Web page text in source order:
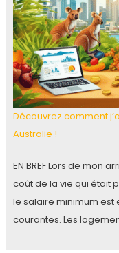
Découvrez comment
Australie !
EN BREF Lors de mon
coût de la vie qui était
le salaire minimum
courantes. Les